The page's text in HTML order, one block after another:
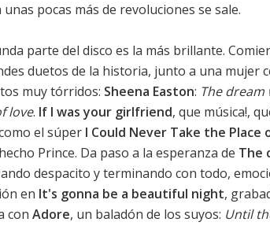
unas pocas más de revoluciones se sale.
parte del disco es la más brillante.
duetos de la historia, junto a una mujer
muy tórridos: Sheena Easton: The dream
love. If I was your girlfriend, que música!,
el súper I Could Never Take the Place
Prince. Da paso a la esperanza de The
despacito y terminando con todo,
en It's gonna be a beautiful night,
con Adore, un baladón de los suyos: Until